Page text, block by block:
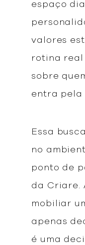
espaço
valores
rotina real
sobre
entra pela
Essa
no
ponto de
da Criare.
mobiliar
apenas
é uma